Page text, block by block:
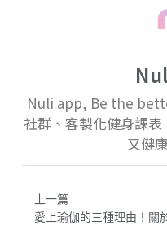
Nuli app, Be the
社群、客製化健身課
又健
上一篇